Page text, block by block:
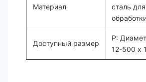
Материал
сталь
Доступный размер
Р:
12-500 х